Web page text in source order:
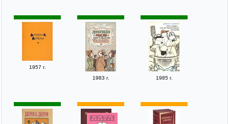
1957 г.
1983 г.
1985 г.